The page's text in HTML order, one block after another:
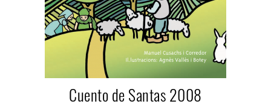
Cuento de Santas 2008